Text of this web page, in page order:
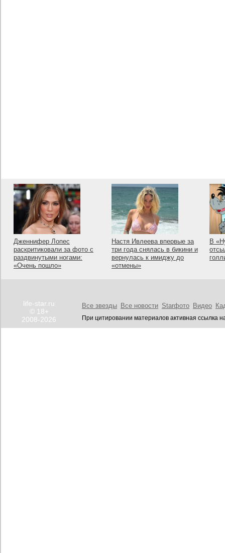
Дженнифер Лопес
раскритиковали за фото с
раздвинутыми ногами:
«Очень пошло»
Настя Ивлеева впервые за
три года снялась в бикини и
вернулась к имиджу до
«отмены»
В
life-star.ru
© 18+
2008-2026
Все звезды Все новости Starфото Видео
При цитировании материалов активная ссылка